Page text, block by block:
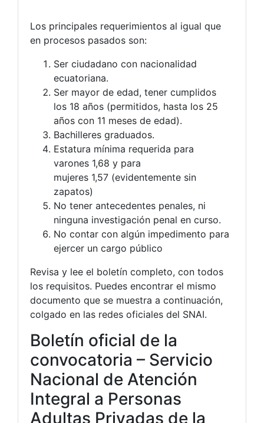
Los principales requerimientos al igual que
en procesos pasados son:
Ser ciudadano con nacionalidad
ecuatoriana.
Ser mayor de edad, tener cumplidos
los 18 años (permitidos, hasta los 25
años con 11 meses de edad).
Bachilleres graduados.
Estatura mínima requerida para
varones 1,68 y para
mujeres 1,57 (evidentemente sin
zapatos)
No tener antecedentes penales, ni
ninguna investigación penal en curso.
No contar con algún impedimento para
ejercer un cargo público
Revisa y lee el boletín completo, con todos
los requisitos. Puedes encontrar el mismo
documento que se muestra a continuación,
colgado en las redes oficiales del SNAI.
Boletín oficial de la
convocatoria – Servicio
Nacional de Atención
Integral a Personas
Adultas Privadas de la